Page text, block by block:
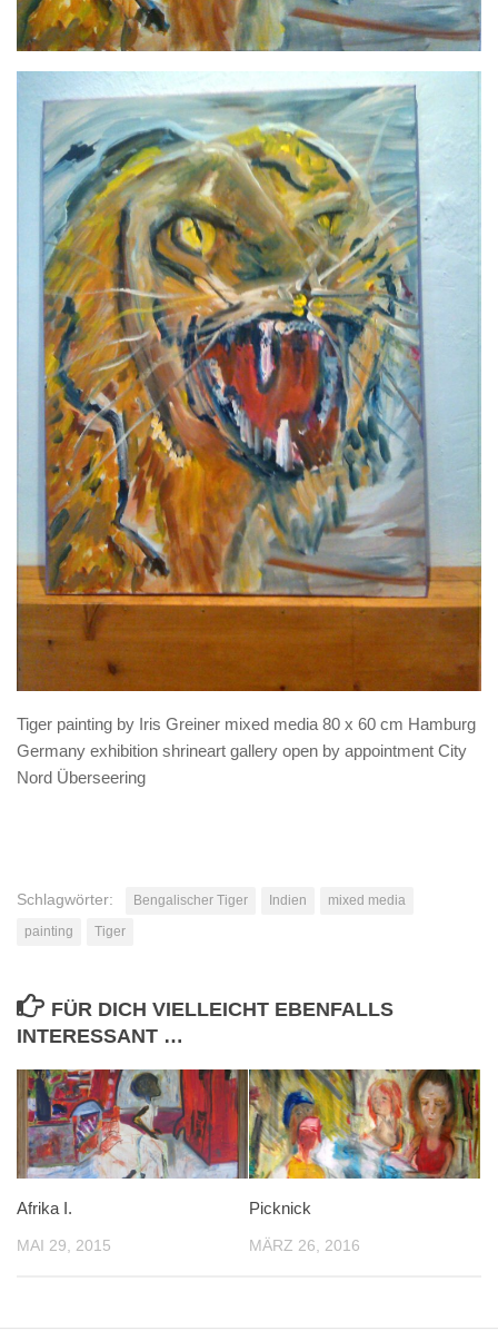
Tiger painting by Iris Greiner mixed media 80 x 60 cm Hamburg
Germany exhibition shrineart gallery open by appointment City
Nord Überseering
Schlagwörter: Bengalischer Tiger Indien
mixed media
painting
Tiger
FÜR DICH VIELLEICHT EBENFALLS
INTERESSANT …
Afrika I.
MAI 29, 2015
Picknick
MÄRZ 26, 2016